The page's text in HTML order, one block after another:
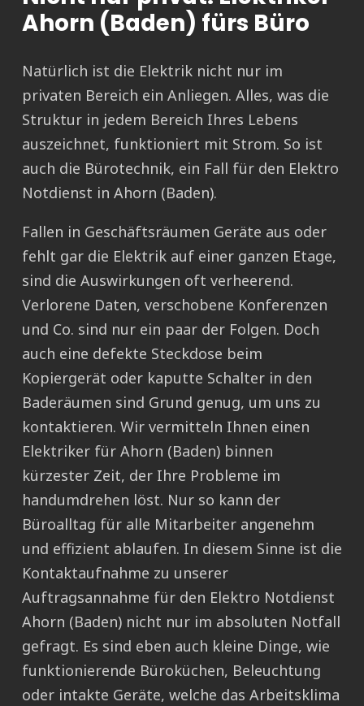
Ahorn (Baden) fürs Büro
Natürlich ist die Elektrik nicht nur im
privaten Bereich ein Anliegen. Alles, was die
Struktur in jedem Bereich Ihres Lebens
auszeichnet, funktioniert mit Strom. So ist
auch die Bürotechnik, ein Fall für den Elektro
Notdienst in Ahorn (Baden).
Fallen in Geschäftsräumen Geräte aus oder
fehlt gar die Elektrik auf einer ganzen Etage,
sind die Auswirkungen oft verheerend.
Verlorene Daten, verschobene Konferenzen
und Co. sind nur ein paar der Folgen. Doch
auch eine defekte Steckdose beim
Kopiergerät oder kaputte Schalter in den
Baderäumen sind Grund genug, um uns zu
kontaktieren. Wir vermitteln Ihnen einen
Elektriker für Ahorn (Baden) binnen
kürzester Zeit, der Ihre Probleme im
handumdrehen löst. Nur so kann der
Büroalltag für alle Mitarbeiter angenehm
und effizient ablaufen. In diesem Sinne ist die
Kontaktaufnahme zu unserer
Auftragsannahme für den Elektro Notdienst
Ahorn (Baden) nicht nur im absoluten Notfall
gefragt. Es sind eben auch kleine Dinge, wie
funktionierende Büroküchen, Beleuchtung
oder intakte Geräte, welche das Arbeitsklima